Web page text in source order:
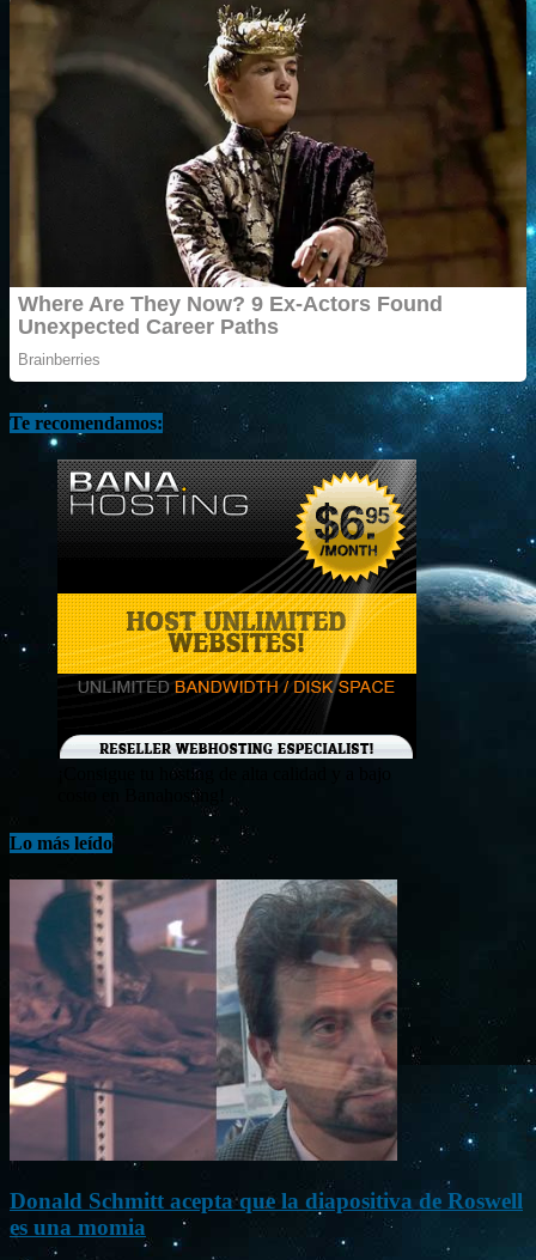
Te recomendamos:
¡Consigue tu hosting de alta calidad y a bajo
costo en Banahosting!
Lo más leído
Donald Schmitt acepta que la diapositiva de Roswell
es una momia